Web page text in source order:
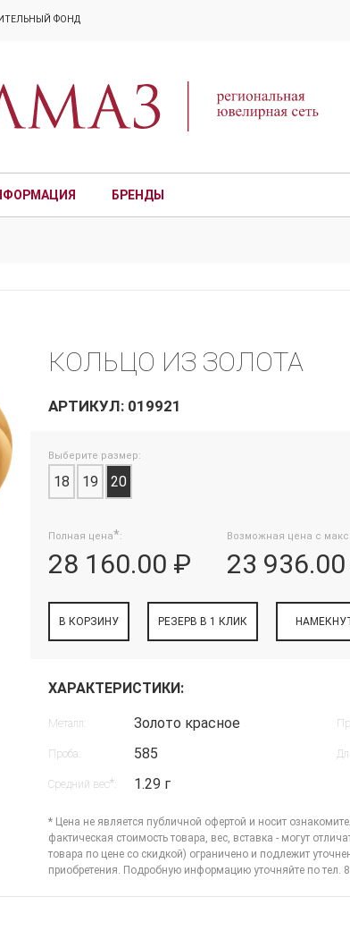
ФОНД
БРЕНДЫ
КОЛЬЦО ИЗ ЗОЛОТА
АРТИКУЛ: 019921
Выберите размер:
18 19 20
Полная цена*:
28 160.00 ₽
Возможная цена с
23
В КОРЗИНУ РЕЗЕРВ В 1 КЛИК
ХАРАКТЕРИСТИКИ:
Металл: Золото красное
Проба: 585
Средний вес*: 1.29 г
* Цена не является публичной офертой и носит
фактическая стоимость товара, вес, вставка - могут
товара по цене со скидкой) ограничено и подлежит
приобретения. Подробную информацию уточняйте потел.